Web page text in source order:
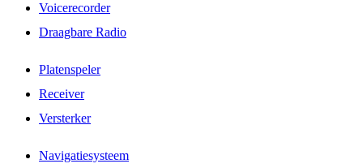
Voicerecorder
Draagbare Radio
Platenspeler
Receiver
Versterker
Navigatiesysteem